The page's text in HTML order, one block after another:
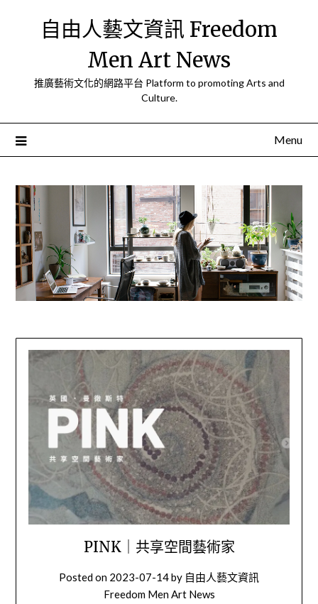
自由人藝文資訊 Freedom
Men Art News
推廣藝術文化的網路平台 Platform to promoting Arts and
Culture.
Menu
PINK｜共享空間藝術家
Posted on 2023-07-14by 自由人藝文資訊
Freedom Men Art News